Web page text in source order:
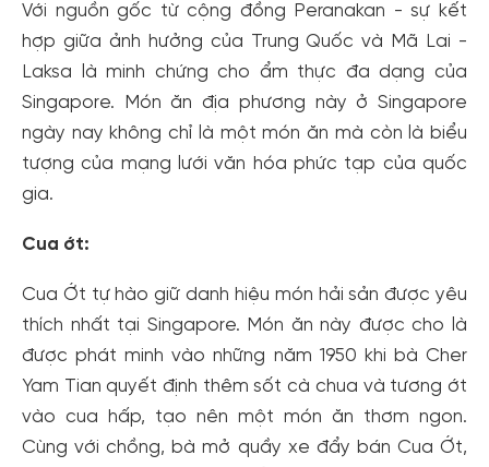
Với nguồn gốc từ cộng đồng Peranakan - sự kết
hợp giữa ảnh hưởng của Trung Quốc và Mã Lai -
Laksa là minh chứng cho ẩm thực đa dạng của
Singapore. Món ăn địa phương này ở Singapore
ngày nay không chỉ là một món ăn mà còn là biểu
tượng của mạng lưới văn hóa phức tạp của quốc
gia.
Cua ớt:
Cua Ớt tự hào giữ danh hiệu món hải sản được yêu
thích nhất tại Singapore. Món ăn này được cho là
được phát minh vào những năm 1950 khi bà Cher
Yam Tian quyết định thêm sốt cà chua và tương ớt
vào cua hấp, tạo nên một món ăn thơm ngon.
Cùng với chồng, bà mở quầy xe đẩy bán Cua Ớt,